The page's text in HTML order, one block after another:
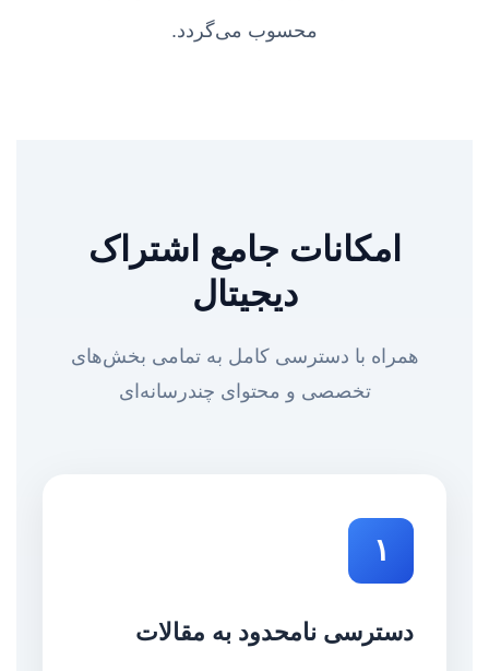
محسوب می‌گردد.
امکانات جامع اشتراک
دیجیتال
همراه با دسترسی کامل به تمامی بخش‌های
تخصصی و محتوای چندرسانه‌ای
۱
دسترسی نامحدود به مقالات